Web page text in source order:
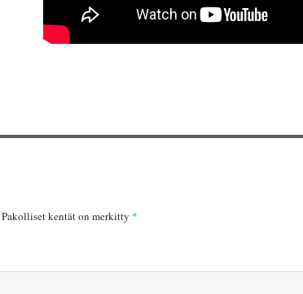
Pakolliset kentät on merkitty *